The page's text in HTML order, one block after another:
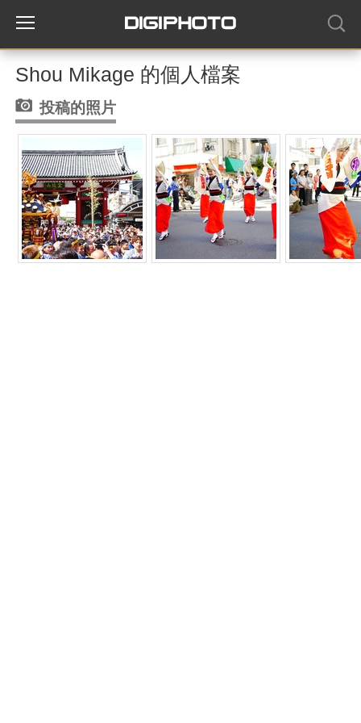
Shou Mikage 的個人檔案
投稿的照片